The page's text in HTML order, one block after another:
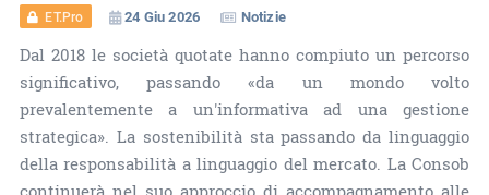
ET.Pro 24 Giu 2026 Notizie
Dal 2018 le società quotate hanno compiuto un percorso
significativo, passando «da un mondo volto
prevalentemente a un'informativa ad una gestione
strategica». La sostenibilità sta passando da linguaggio
della responsabilità a linguaggio del mercato. La Consob